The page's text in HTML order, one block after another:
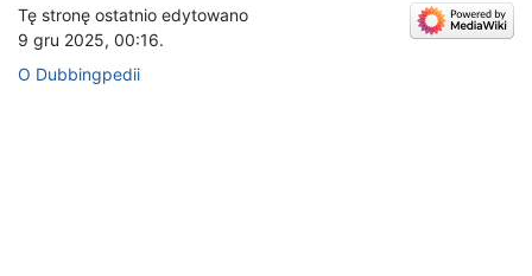
Tę stronę ostatnio edytowano
9 gru 2025, 00:16.
O Dubbingpedii